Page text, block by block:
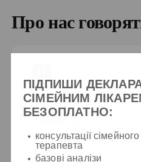
Про нас
Алёна
ПІДПИШИ
СІМЕЙНИМ
БЕЗОПЛАТНО:
консультації
терапевта
базові аналізи